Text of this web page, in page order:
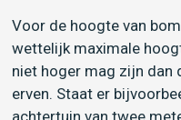
Voor de hoogte van
wettelijk maximale
niet hoger mag zijn dan
erven. Staat er
achtertuin van twee